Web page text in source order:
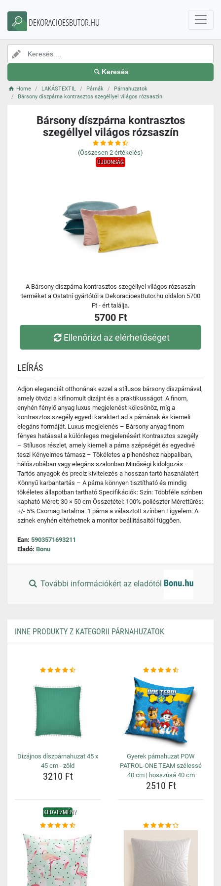
DEKORACIOESBUTOR.HU
Keresés
Home LAKÁSTEXTIL Párnák
Párnahuzatok
Bársony díszpárna kontrasztos szegéllyel világos rózsaszín
Bársony díszpárna kontrasztos
szegéllyel világos rózsaszín
(Összesen 2 értékelés)
ÚJDONSÁG
A Bársony díszpárna kontrasztos szegéllyel világos rózsaszín
terméket a Ostatní gyártótól a DekoracioesButor.hu oldalon 5700
Ft - ért találja.
5700 Ft
Ellenőrizd az elérhetőséget
LEÍRÁS
Adjon eleganciát otthonának ezzel a stílusos bársony díszpárnával,
amely ötvözi a kifinomult dizájnt és a praktikusságot. A finom,
enyhén fénylő anyag luxus megjelenést kölcsönöz, míg a
kontrasztos szegély egyedi karaktert ad a párnának és kiemeli
elegáns formáját. Luxus megjelenés – Bársony anyag finom
fényes hatással a különleges megjelenésért Kontrasztos szegély
– Stílusos részlet, amely kiemeli a párna szépségét és egyedivé
teszi Kényelmes támasz – Tökéletes a pihenéshez nappaliban,
hálószobában vagy elegáns szalonban Minőségi kidolgozás –
Tartós anyagok és precíz kivitelezés a hosszan tartó használatért
Könnyű karbantartás – A párna könnyen tisztítható és mindig
tökéletes állapotban tartható Specifikációk: Szín: Többféle színben
kapható Méret: 30 × 50 cm Összetétel: 100% poliészter Mérettűrés:
+/- 5% Csomag tartalma: 1 párna a választott színben Figyelem: A
színek enyhén eltérhetnek a monitor beállításaitól függően.
Ean: 5903571693211
Eladó: Bonu
További információkért az eladótól
INNE PRODUKTY Z KATEGORII PÁRNAHUZATOK
Dizájnos díszpárnahuzat 45 x
45 cm - zöld
3210 Ft
Gyerek párnahuzat POW
PATROL-ONE TEAM szélessé
40 cm | hosszúsá 40 cm
2510 Ft
KEDVEZMÉNY